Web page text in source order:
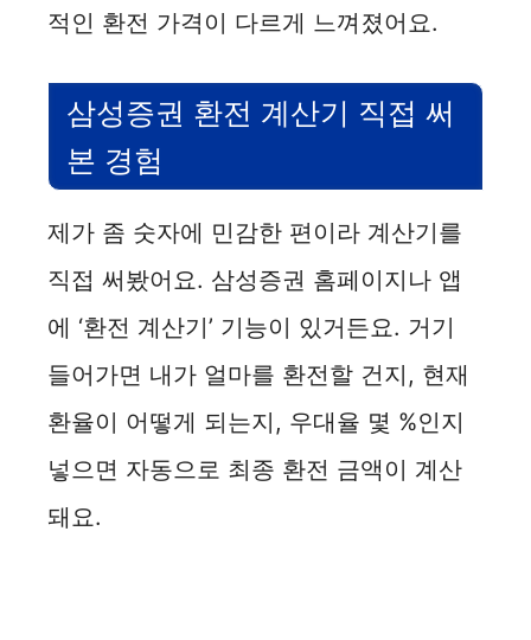
적인 환전 가격이 다르게 느껴졌어요.
삼성증권 환전 계산기 직접 써
본 경험
제가 좀 숫자에 민감한 편이라 계산기를
직접 써봤어요. 삼성증권 홈페이지나 앱
에 ‘환전 계산기’ 기능이 있거든요. 거기
들어가면 내가 얼마를 환전할 건지, 현재
환율이 어떻게 되는지, 우대율 몇 %인지
넣으면 자동으로 최종 환전 금액이 계산
돼요.